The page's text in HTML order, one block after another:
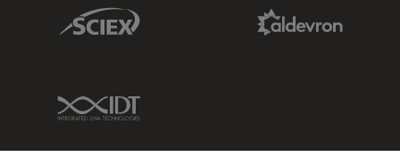
Sciex Link
IDT Link